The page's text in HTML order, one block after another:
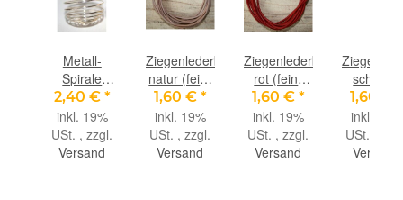
Metall-
Spirale
groß, ca.
2,8 cm
Durchm.,
silberfarben
2,40 € *
inkl. 19%
USt. , zzgl.
Versand
Ziegenlederband
natur (fein-
weich), ca.
1,4 mm
Durchm.,
ca. 1 m
1,60 € *
inkl. 19%
USt. , zzgl.
Versand
Ziegenlederband
rot (fein-
weich), ca.
1,4 mm
Durchm.,
ca. 1 m
1,60 € *
inkl. 19%
USt. , zzgl.
Versand
schwarz
(fein-
weich),
1,4 mm
Durchm.,
1,60 €
inkl. 19%
USt. ,
Versand